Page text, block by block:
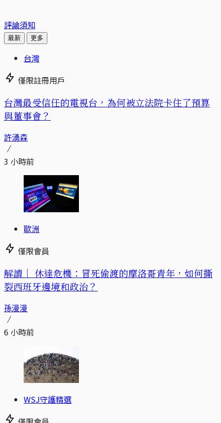
評論須知
最新 更多
台灣
僅限註冊用戶
台灣最受信任的電視台，為何被立法院卡住了預算
與董事會？
許湧森
3 小時前
歐洲
僅限會員
解讀｜ 休達危機：冒死偷渡的摩洛哥青年，如何撕
裂西班牙邊境和政治？
孫漫漫
6 小時前
WSJ守護精選